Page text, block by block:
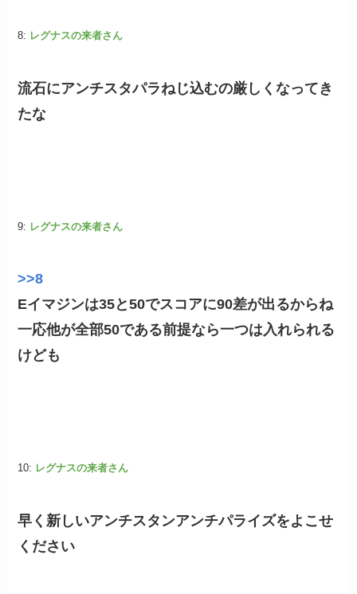
8: レグナスの来者さん
流石にアンチスタパラねじ込むの厳しくなってき
たな
9: レグナスの来者さん
>>8
Eイマジンは35と50でスコアに90差が出るからね
一応他が全部50である前提なら一つは入れられる
けども
10: レグナスの来者さん
早く新しいアンチスタンアンチパライズをよこせ
ください